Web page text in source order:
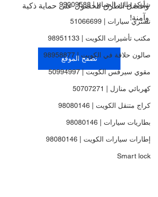
شركة طارد الحمام | 99009588
نشتري سيارات | 51066699
مكتب تأشيرات الكويت | 98951133
صالون حلاقة في الكويت | 98958877
مقوي سيرفس الكويت | 50994997
كهربائي منازل | 50707271
كراج متنقل الكويت | 98080146
بطاريات سيارات | 98080146
إطارات سيارات الكويت | 98080146
Smart lock
وأفضل الطرق للحصول على حماية ذكية
وآمنة!
تصفح الموقع